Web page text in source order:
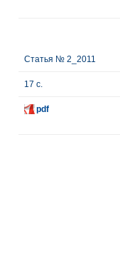
Статья № 2_2011
17 с.
pdf